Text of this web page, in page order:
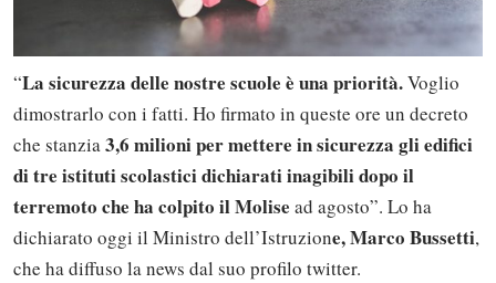
“La sicurezza delle nostre scuole è una priorità.Voglio
dimostrarlo con i fatti. Ho firmato in queste ore un decreto
che stanzia3,6 milioni per mettere in sicurezza gli edifici
di tre istituti scolastici dichiarati inagibili dopo il
terremoto che ha colpito il Molise ad agosto”. Lo ha
dichiarato oggi il Ministro dell’Istruzione, Marco Bussetti,
che ha diffuso la news dal suo profilo twitter.